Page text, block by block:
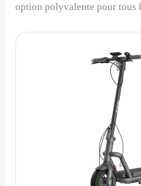
option polyvalente pour tous